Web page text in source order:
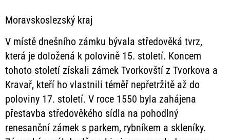
Moravskoslezský kraj
V místě dnešního zámku bývala středověká tvrz,
která je doložená k polovině 15. století. Koncem
tohoto století získali zámek Tvorkovští z Tvorkova a
Kravař, kteří ho vlastnili téměř nepřetržitě až do
poloviny 17. století. V roce 1550 byla zahájena
přestavba středověkého sídla na pohodlný
renesanční zámek s parkem, rybníkem a skleníky.